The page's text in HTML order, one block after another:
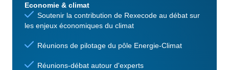
Economie & climat
Soutenir la contribution de Rexecode au débat sur
les enjeux économiques du climat
Réunions de pilotage du pôle Energie-Climat
Réunions-débat autour d'experts